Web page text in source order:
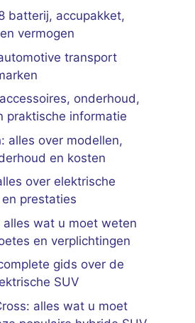
batterij, accupakket,
vermogen
transport
onderhoud,
praktische informatie
alles over modellen,
en kosten
over elektrische
en prestaties
alles wat u moet weten
en verplichtingen
gids over de
SUV
alles wat u moet